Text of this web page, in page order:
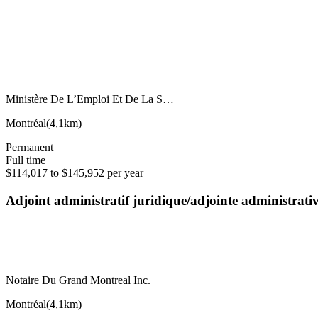
Ministère De L’Emploi Et De La S…
Montréal(4,1km)
Permanent
Full time
$114,017 to $145,952 per year
Adjoint administratif juridique/adjointe
Notaire Du Grand Montreal Inc.
Montréal(4,1km)